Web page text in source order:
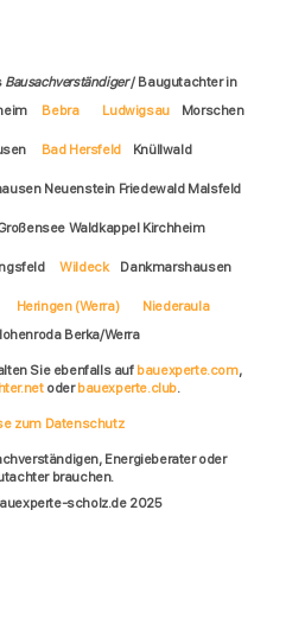
Bausachverständiger/ Baugutachter in
Bebra Ludwigsau Morschen
Bad Hersfeld Knüllwald
Neuenstein Friedewald Malsfeld
Waldkappel Kirchheim
Wildeck Dankmarshausen
Heringen (Werra)
Niederaula
Berka/Werra
Sie ebenfalls auf bauexperte.com,
oderbauexperte.club.
zum Datenschutz
Energieberater oder
brauchen.
scholz.de 2025